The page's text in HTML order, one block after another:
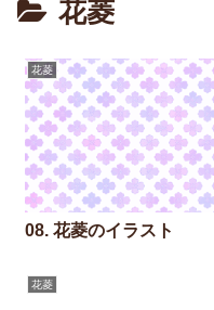
花菱
花菱
08. 花菱のイラスト
花菱